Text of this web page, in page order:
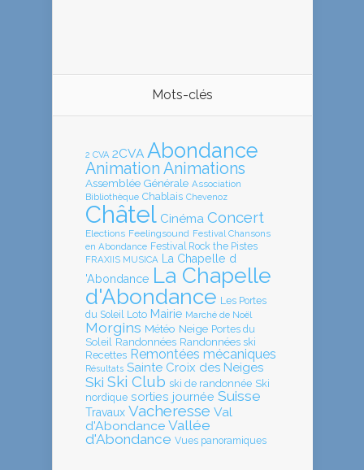
Mots-clés
2 CVA 2CVA Abondance
Animation Animations
Assemblée Générale Association
Bibliothèque Chablais Chevenoz
Châtel Cinéma Concert
Elections Feelingsound Festival Chansons
en Abondance Festival Rock the Pistes
FRAXIIS MUSICA
La Chapelle d
'Abondance La Chapelle
d'Abondance Les Portes
du Soleil Loto Mairie Marché de Noël
Morgins Météo Neige Portes du
Soleil Randonnées Randonnées ski
Recettes Remontées mécaniques
Résultats Sainte Croix des Neiges
Ski Ski Club ski de randonnée Ski
nordique sorties journée Suisse
Travaux Vacheresse Val
d'Abondance Vallée
d'Abondance Vues panoramiques